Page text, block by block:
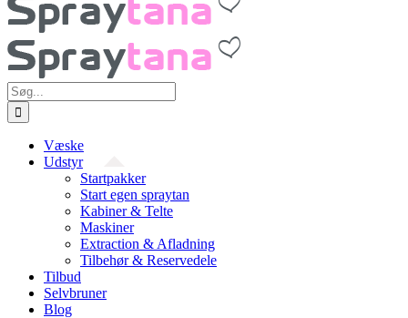
Søg
efter:
Væske
Udstyr
Startpakker
Start egen spraytan
Kabiner & Telte
Maskiner
Extraction & Afladning
Tilbehør & Reservedele
Tilbud
Selvbruner
Blog